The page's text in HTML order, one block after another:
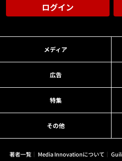
ログイン
メディア
広告
特集
その他
著者一覧 Media Innovationについて